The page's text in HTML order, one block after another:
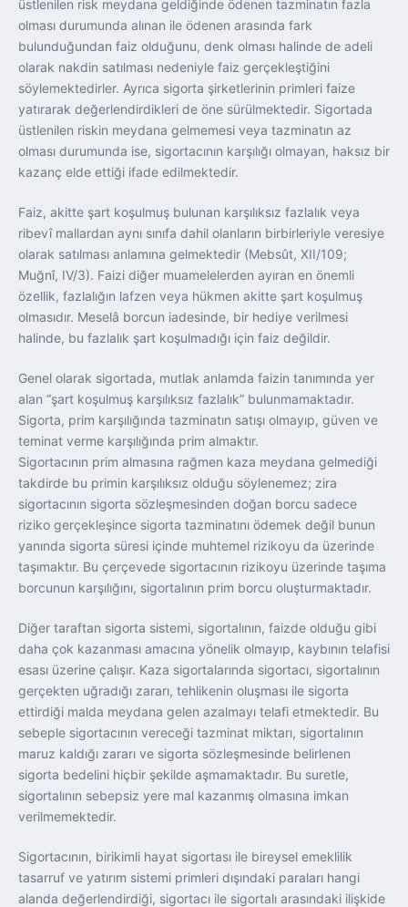
üstlenilen risk meydana geldiğinde ödenen tazminatın fazla
olması durumunda alınan ile ödenen arasında fark
bulunduğundan faiz olduğunu, denk olması halinde de adeli
olarak nakdin satılması nedeniyle faiz gerçekleştiğini
söylemektedirler. Ayrıca sigorta şirketlerinin primleri faize
yatırarak değerlendirdikleri de öne sürülmektedir. Sigortada
üstlenilen riskin meydana gelmemesi veya tazminatın az
olması durumunda ise, sigortacının karşılığı olmayan, haksız bir
kazanç elde ettiği ifade edilmektedir.
Faiz, akitte şart koşulmuş bulunan karşılıksız fazlalık veya
ribevî mallardan aynı sınıfa dahil olanların birbirleriyle veresiye
olarak satılması anlamına gelmektedir (Mebsût, XII/109;
Muğnî, IV/3). Faizi diğer muamelelerden ayıran en önemli
özellik, fazlalığın lafzen veya hükmen akitte şart koşulmuş
olmasıdır. Meselâ borcun iadesinde, bir hediye verilmesi
halinde, bu fazlalık şart koşulmadığı için faiz değildir.
Genel olarak sigortada, mutlak anlamda faizin tanımında yer
alan “şart koşulmuş karşılıksız fazlalık” bulunmamaktadır.
Sigorta, prim karşılığında tazminatın satışı olmayıp, güven ve
teminat verme karşılığında prim almaktır.
Sigortacının prim almasına rağmen kaza meydana gelmediği
takdirde bu primin karşılıksız olduğu söylenemez; zira
sigortacının sigorta sözleşmesinden doğan borcu sadece
riziko gerçekleşince sigorta tazminatını ödemek değil bunun
yanında sigorta süresi içinde muhtemel rizikoyu da üzerinde
taşımaktır. Bu çerçevede sigortacının rizikoyu üzerinde taşıma
borcunun karşılığını, sigortalının prim borcu oluşturmaktadır.
Diğer taraftan sigorta sistemi, sigortalının, faizde olduğu gibi
daha çok kazanması amacına yönelik olmayıp, kaybının telafisi
esası üzerine çalışır. Kaza sigortalarında sigortacı, sigortalının
gerçekten uğradığı zararı, tehlikenin oluşması ile sigorta
ettirdiği malda meydana gelen azalmayı telafi etmektedir. Bu
sebeple sigortacının vereceği tazminat miktarı, sigortalının
maruz kaldığı zararı ve sigorta sözleşmesinde belirlenen
sigorta bedelini hiçbir şekilde aşmamaktadır. Bu suretle,
sigortalının sebepsiz yere mal kazanmış olmasına imkan
verilmemektedir.
Sigortacının, birikimli hayat sigortası ile bireysel emeklilik
tasarruf ve yatırım sistemi primleri dışındaki paraları hangi
alanda değerlendirdiği, sigortacı ile sigortalı arasındaki ilişkide